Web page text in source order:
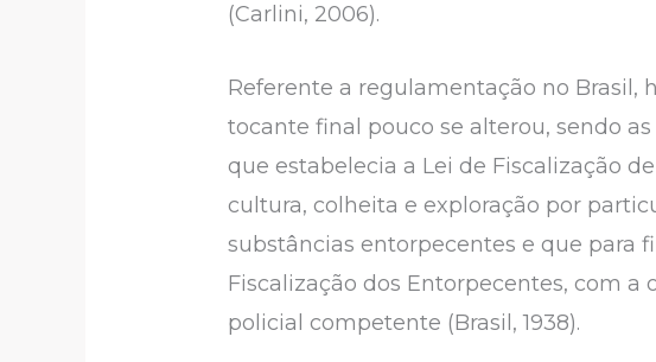
(Carlini, 2006).
Referente a regulamentação no Brasil,
tocante final pouco se alterou, sendo
que estabelecia a Lei de Fiscalização
cultura, colheita e exploração por
substâncias entorpecentes e que para
Fiscalização dos Entorpecentes, com
policial competente (Brasil, 1938).